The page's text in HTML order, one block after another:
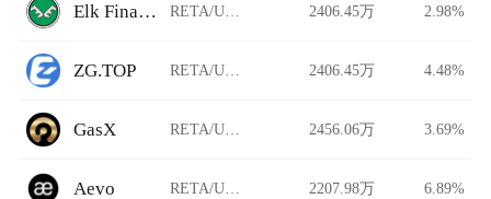
Elk Finance RETA/USDT 2406.45万 2.98%
ZG.TOP RETA/USDT 2406.45万 4.48%
GasX RETA/USDT 2456.06万 3.69%
Aevo RETA/USDT 2207.98万 6.89%